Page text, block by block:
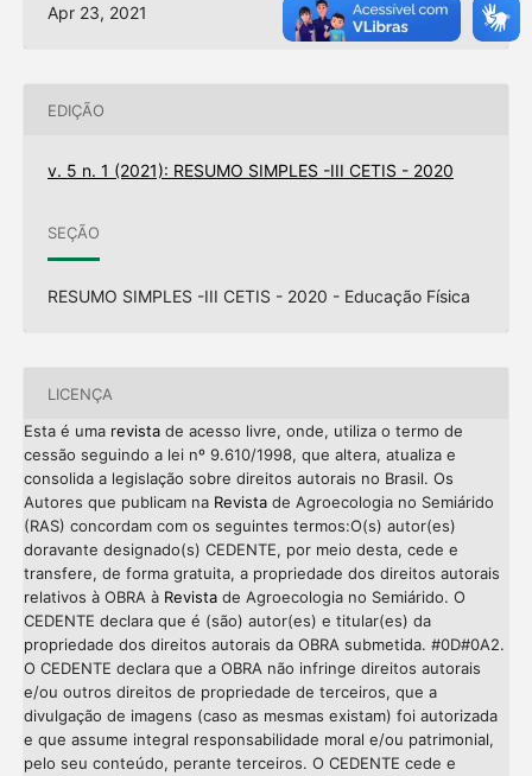
Apr 23, 2021
EDIÇÃO
v. 5 n. 1 (2021): RESUMO SIMPLES -III CETIS - 2020
SEÇÃO
RESUMO SIMPLES -III CETIS - 2020 - Educação Física
LICENÇA
Esta é uma revistade acesso livre, onde, utiliza o termo de
cessão seguindo a lei nº 9.610/1998, que altera, atualiza e
consolida a legislação sobre direitos autorais no Brasil. Os
Autores que publicam na Revistade Agroecologia no Semiárido
(RAS) concordam com os seguintes termos:O(s) autor(es)
doravante designado(s) CEDENTE, por meio desta, cede e
transfere, de forma gratuita, a propriedade dos direitos autorais
relativos à OBRA à Revistade Agroecologia no Semiárido. O
CEDENTE declara que é (são) autor(es) e titular(es) da
propriedade dos direitos autorais da OBRA submetida. #0D#0A2.
O CEDENTE declara que a OBRA não infringe direitos autorais
e/ou outros direitos de propriedade de terceiros, que a
divulgação de imagens (caso as mesmas existam) foi autorizada
e que assume integral responsabilidade moral e/ou patrimonial,
pelo seu conteúdo, perante terceiros. O CEDENTE cede e